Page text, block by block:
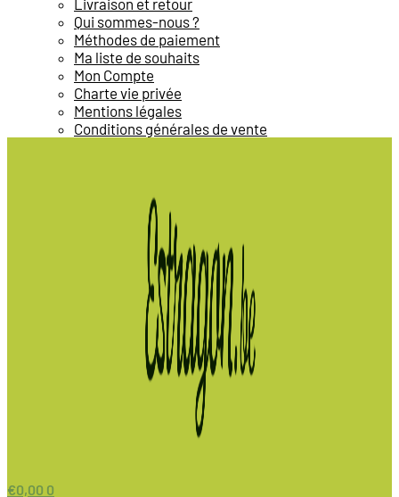
Livraison et retour
Qui sommes-nous ?
Méthodes de paiement
Ma liste de souhaits
Mon Compte
Charte vie privée
Mentions légales
Conditions générales de vente
€0,00 0